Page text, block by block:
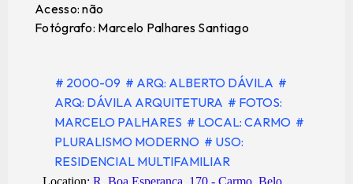
Acesso: não
Fotógrafo: Marcelo Palhares Santiago
# 2000-09 # ARQ: ALBERTO DÁVILA #
ARQ: DÁVILA ARQUITETURA # FOTOS:
MARCELO PALHARES # LOCAL: CARMO #
PLURALISMO MODERNO # USO:
RESIDENCIAL MULTIFAMILIAR
Location: R. Boa Esperança, 170 - Carmo, Belo